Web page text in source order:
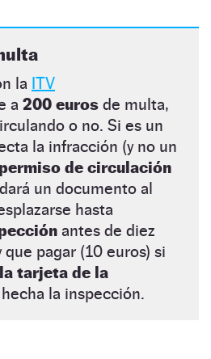
la ITV
a 200 euros de multa,
o no. Si es un
la infracción (y no un
permiso de circulación
un documento al
hasta
antes de diez
que pagar (10 euros) si
la tarjeta de la
la inspección.